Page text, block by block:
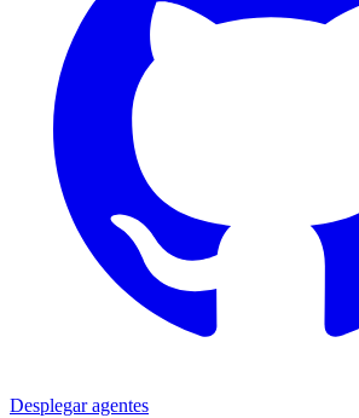
Desplegar agentes